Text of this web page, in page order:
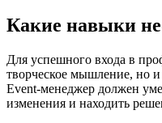
Какие навыки
Для успешного входа в
творческое мышление, но
Event-менеджер должен
изменения и находить